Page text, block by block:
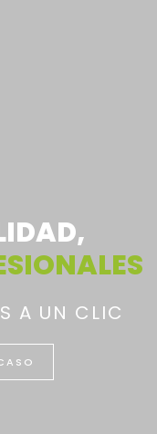
A UN CLIC